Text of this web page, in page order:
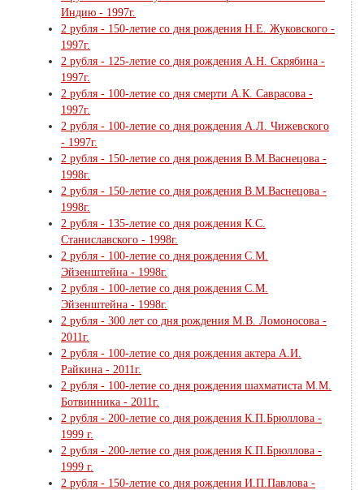
Индию - 1997г.
2 рубля - 150-летие со дня рождения Н.Е. Жуковского -
1997г.
2 рубля - 125-летие со дня рождения А.Н. Скрябина -
1997г.
2 рубля - 100-летие со дня смерти А.К. Саврасова -
1997г.
2 рубля - 100-летие со дня рождения А.Л. Чижевского
- 1997г.
2 рубля - 150-летие со дня рождения В.М.Васнецова -
1998г.
2 рубля - 150-летие со дня рождения В.М.Васнецова -
1998г.
2 рубля - 135-летие со дня рождения К.С.
Станиславского - 1998г.
2 рубля - 100-летие со дня рождения С.М.
Эйзенштейна - 1998г.
2 рубля - 100-летие со дня рождения С.М.
Эйзенштейна - 1998г.
2 рубля - 300 лет со дня рождения М.В. Ломоносова -
2011г.
2 рубля - 100-летие со дня рождения актера А.И.
Райкина - 2011г.
2 рубля - 100-летие со дня рождения шахматиста М.М.
Ботвинника - 2011г.
2 рубля - 200-летие со дня рождения К.П.Брюллова -
1999 г.
2 рубля - 200-летие со дня рождения К.П.Брюллова -
1999 г.
2 рубля - 150-летие со дня рождения И.П.Павлова -